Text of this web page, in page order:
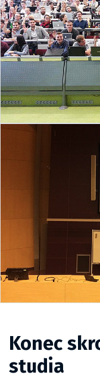
Konec
studia